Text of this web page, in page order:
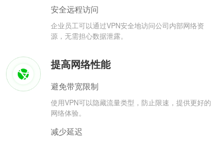
安全远程访问
企业员工可以通过VPN安全地访问公司内部网络资
源，无需担心数据泄露。
提高网络性能
避免带宽限制
使用VPN可以隐藏流量类型，防止限速，提供更好的
网络体验。
减少延迟